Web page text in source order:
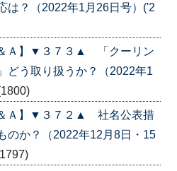
は？（2022年1月26日号）('2
＆Ａ】▼３７３▲ 「クーリン
どう取り扱うか？（2022年1
＆Ａ】▼３７２▲ 社名公表措
のか？（2022年12月8日・15